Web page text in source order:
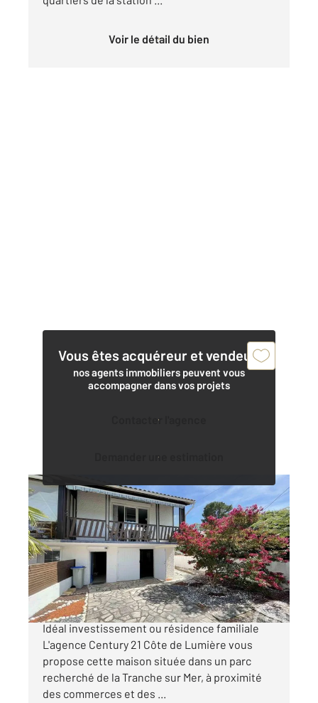
Voir le détail du bien
Vous êtes acquéreur et vendeur,
nos agents immobiliers peuvent vous
accompagner dans vos projets
Contacter l'agence
Demander une estimation
LA TRANCHE SUR MER 85
115 m 2 , 6 pièces
Ref : 2091
Maison à vendre
284 000 €
À Vendre Maison mitoyenne La Tranche sur Mer
Idéal investissement ou résidence familiale
L'agence Century 21 Côte de Lumière vous
propose cette maison située dans un parc
recherché de la Tranche sur Mer, à proximité
des commerces et des ...